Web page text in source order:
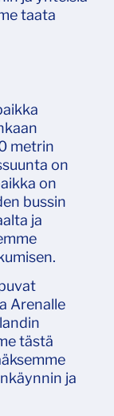
taata
metrin
on
on
bussin
ja
Arenalle
tästä
ja